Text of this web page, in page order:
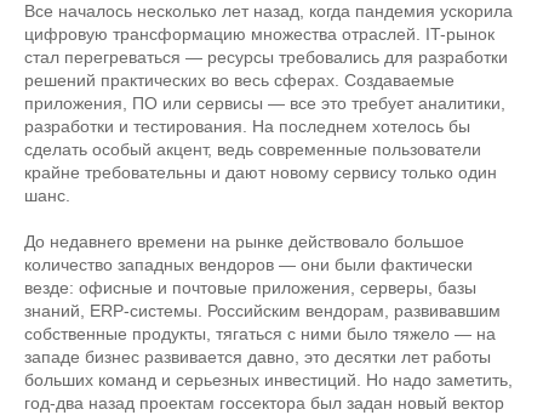
Все началось несколько лет назад, когда пандемия ускорила
цифровую трансформацию множества отраслей. IT-рынок
стал перегреваться — ресурсы требовались для разработки
решений практических во весь сферах. Создаваемые
приложения, ПО или сервисы — все это требует аналитики,
разработки и тестирования. На последнем хотелось бы
сделать особый акцент, ведь современные пользователи
крайне требовательны и дают новому сервису только один
шанс.
До недавнего времени на рынке действовало большое
количество западных вендоров — они были фактически
везде: офисные и почтовые приложения, серверы, базы
знаний, ERP-системы. Российским вендорам, развивавшим
собственные продукты, тягаться с ними было тяжело — на
западе бизнес развивается давно, это десятки лет работы
больших команд и серьезных инвестиций. Но надо заметить,
год-два назад проектам госсектора был задан новый вектор